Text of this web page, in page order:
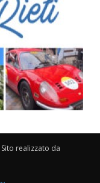
Sito realizzato da